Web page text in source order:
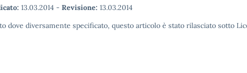
13.03.2014 - Revisione: 13.03.2014
dove diversamente specificato, questo articolo è stato rilasciato sotto